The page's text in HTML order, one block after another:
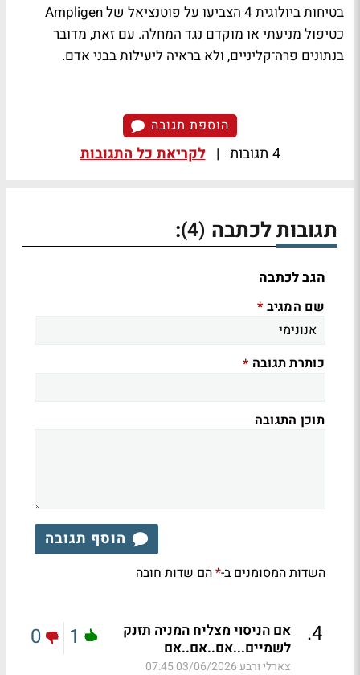
בטיחות ביולוגית 4 הצביעו על פוטנציאל של Ampligen
כטיפול מניעתי או מוקדם נגד המחלה. עם זאת, מדובר
בנתונים פרה־קליניים, ולא בראיה ליעילות בבני אדם.
הוספת תגובה
4 תגובות | לקריאת כל התגובות
תגובות לכתבה (4)
:
הגב לכתבה
שם המגיב *
כותרת תגובה *
תוכן התגובה
הוסף תגובה
השדות המסומנים ב-*הם שדות חובה
4
.
אם הניסוי מצליח המניה תזנק
לשמיים...אם..אם..אם
צארלי ורבע03/06/2026 07:45
1
0